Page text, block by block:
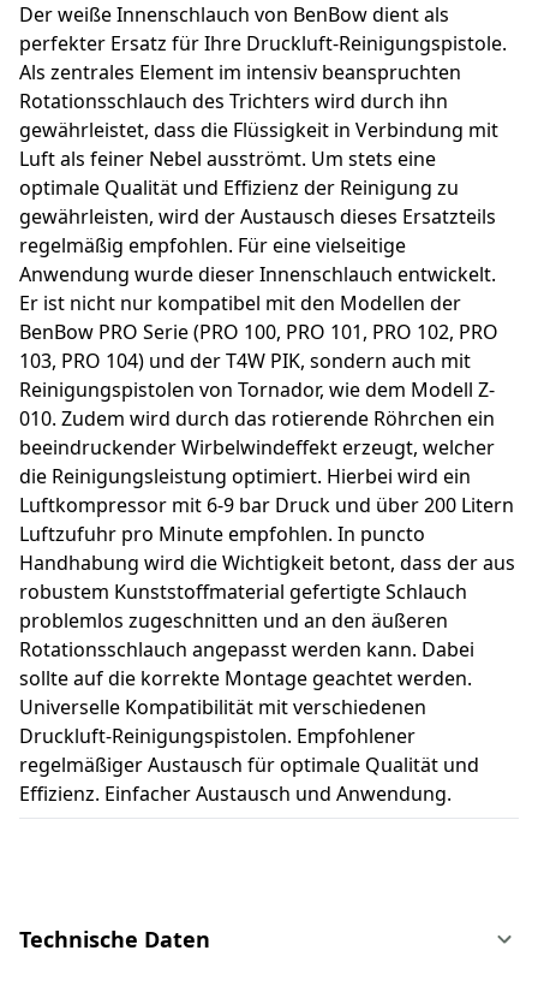
Der weiße Innenschlauch von BenBow dient als
perfekter Ersatz für Ihre Druckluft-Reinigungspistole.
Als zentrales Element im intensiv beanspruchten
Rotationsschlauch des Trichters wird durch ihn
gewährleistet, dass die Flüssigkeit in Verbindung mit
Luft als feiner Nebel ausströmt. Um stets eine
optimale Qualität und Effizienz der Reinigung zu
gewährleisten, wird der Austausch dieses Ersatzteils
regelmäßig empfohlen. Für eine vielseitige
Anwendung wurde dieser Innenschlauch entwickelt.
Er ist nicht nur kompatibel mit den Modellen der
BenBow PRO Serie (PRO 100, PRO 101, PRO 102, PRO
103, PRO 104) und der T4W PIK, sondern auch mit
Reinigungspistolen von Tornador, wie dem Modell Z-
010. Zudem wird durch das rotierende Röhrchen ein
beeindruckender Wirbelwindeffekt erzeugt, welcher
die Reinigungsleistung optimiert. Hierbei wird ein
Luftkompressor mit 6-9 bar Druck und über 200 Litern
Luftzufuhr pro Minute empfohlen. In puncto
Handhabung wird die Wichtigkeit betont, dass der aus
robustem Kunststoffmaterial gefertigte Schlauch
problemlos zugeschnitten und an den äußeren
Rotationsschlauch angepasst werden kann. Dabei
sollte auf die korrekte Montage geachtet werden.
Universelle Kompatibilität mit verschiedenen
Druckluft-Reinigungspistolen. Empfohlener
regelmäßiger Austausch für optimale Qualität und
Effizienz. Einfacher Austausch und Anwendung.
Technische Daten